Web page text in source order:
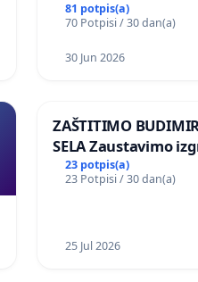
81 potpis(a)
70 Potpisi / 30 dan(a)
30 Jun 2026
ZAŠTITIMO
SELA Zaustavimo
Sunčane elektrane
području Ugljana
23 potpis(a)
23 Potpisi / 30 dan(a)
25 Jul 2026